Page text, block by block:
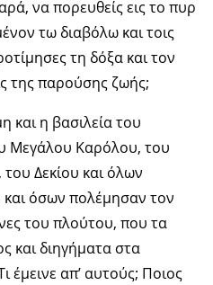
να πορευθείς εις το πυρ
τω διαβόλω και τοις
τη δόξα και τον
της παρούσης ζωής;
και η βασιλεία του
Μεγάλου Καρόλου, του
του Δεκίου και όλων
όσων πολέμησαν τον
του πλούτου, που τα
και διηγήματα στα
απ’ αυτούς; Ποιος